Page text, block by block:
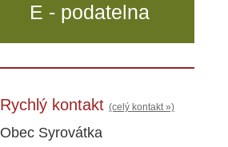
E - podatelna
Rychlý kontakt (celý kontakt »)
Obec Syrovátka